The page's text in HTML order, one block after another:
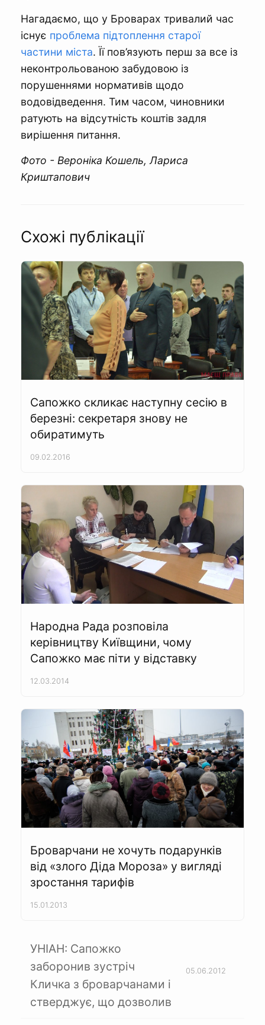
Нагадаємо, що у Броварах тривалий час
існує проблема підтоплення старої
частини міста. Її пов’язують перш за все із
неконтрольованою забудовою із
порушеннями нормативів щодо
водовідведення. Тим часом, чиновники
ратують на відсутність коштів задля
вирішення питання.
Фото - Вероніка Кошель, Лариса
Криштапович
Схожі публікації
Сапожко скликає наступну сесію в
березні: секретаря знову не
обиратимуть
09.02.2016
Народна Рада розповіла
керівництву Київщини, чому
Сапожко має піти у відставку
12.03.2014
Броварчани не хочуть подарунків
від «злого Діда Мороза» у вигляді
зростання тарифів
15.01.2013
УНІАН: Сапожко
заборонив зустріч
Кличка з броварчанами і
стверджує, що дозволив
05.06.2012